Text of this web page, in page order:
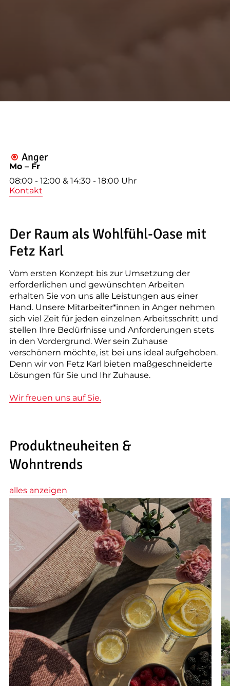
--
--
 Anger
Mo – Fr
08:00 - 12:00 & 14:30 - 18:00 Uhr
Kontakt
Der Raum als Wohlfühl-Oase mit
Fetz Karl
Vom ersten Konzept bis zur Umsetzung der
erforderlichen und gewünschten Arbeiten
erhalten Sie von uns alle Leistungen aus einer
Hand. Unsere Mitarbeiter*innen in Anger nehmen
sich viel Zeit für jeden einzelnen Arbeitsschritt und
stellen Ihre Bedürfnisse und Anforderungen stets
in den Vordergrund. Wer sein Zuhause
verschönern möchte, ist bei uns ideal aufgehoben.
Denn wir von Fetz Karl bieten maßgeschneiderte
Lösungen für Sie und Ihr Zuhause.
Wir freuen uns auf Sie.
Produktneuheiten &
Wohntrends
alles anzeigen